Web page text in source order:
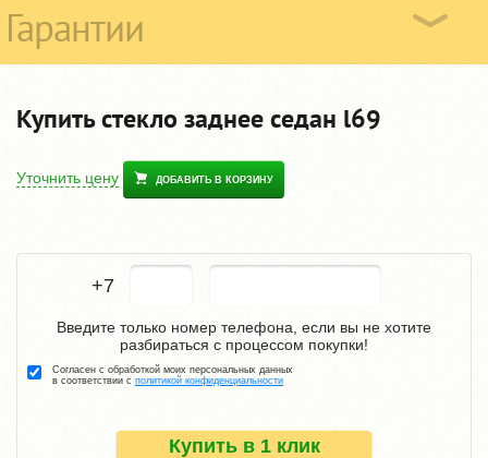
Гарантии
Купить стекло заднее седан l69
Уточнить цену ДОБАВИТЬ В КОРЗИНУ
+7
Купить в 1 клик
Введите только номер телефона, если вы не хотите
разбираться с процессом покупки!
Согласен с обработкой моих персональных данных
в соответствии с политикой конфиденциальности